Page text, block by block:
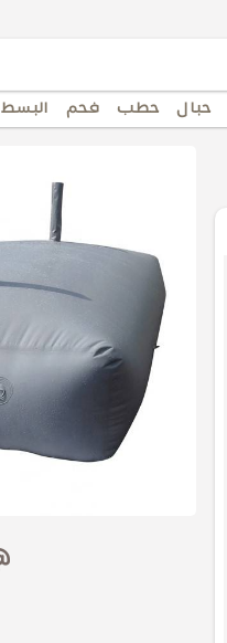
حبال حطب فحم البسط